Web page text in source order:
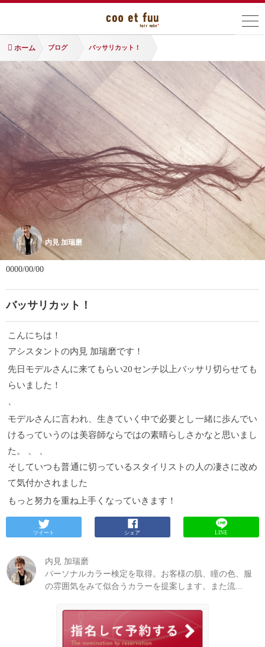
ホーム ブログ バッサリカット！
内見 加瑞磨
0000/00/00
バッサリカット！
こんにちは！
アシスタントの内見 加瑞磨です！
先日モデルさんに来てもらい20センチ以上バッサリ切らせても
らいました！
モデルさんに言われ、生きていく中で必要とし一緒に歩んでい
けるっていうのは美容師ならではの素晴らしさかなと思いまし
た。 、 、
そしていつも普通に切っているスタイリストの人の凄さに改め
て気付かされました
もっと努力を重ね上手くなっていきます！
ツイート シェア LINE
内見 加瑞磨
パーソナルカラー検定を取得。お客様の肌、瞳の色、服
の雰囲気をみて似合うカラーを提案します。また流...